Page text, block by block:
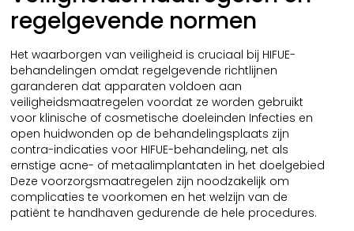
regelgevende normen
Het waarborgen van veiligheid is cruciaal bij HIFUE-
behandelingen omdat regelgevende richtlijnen
garanderen dat apparaten voldoen aan
veiligheidsmaatregelen voordat ze worden gebruikt
voor klinische of cosmetische doeleinden Infecties en
open huidwonden op de behandelingsplaats zijn
contra-indicaties voor HIFUE-behandeling, net als
ernstige acne- of metaalimplantaten in het doelgebied
Deze voorzorgsmaatregelen zijn noodzakelijk om
complicaties te voorkomen en het welzijn van de
patiënt te handhaven gedurende de hele procedures.